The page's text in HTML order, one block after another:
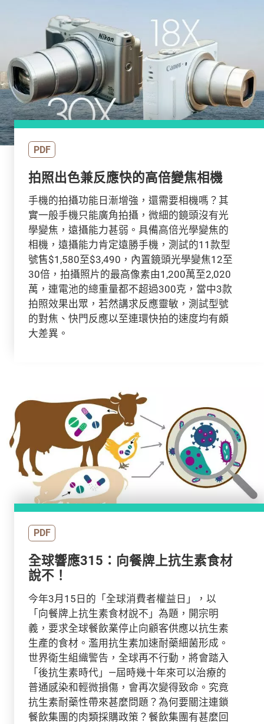
PDF
拍照出色兼反應快的高倍變焦相機
手機的拍攝功能日漸增強，還需要相機嗎？其
實一般手機只能廣角拍攝，微細的鏡頭沒有光
學變焦，遠攝能力甚弱。具備高倍光學變焦的
相機，遠攝能力肯定遠勝手機，測試的11款型
號售$1,580至$3,490，內置鏡頭光學變焦12至
30倍，拍攝照片的最高像素由1,200萬至2,020
萬，連電池的總重量都不超過300克，當中3款
拍照效果出眾，若然講求反應靈敏，測試型號
的對焦、快門反應以至連環快拍的速度均有頗
大差異。
PDF
全球響應315：向餐牌上抗生素食材
說不！
今年3月15日的「全球消費者權益日」，以
「向餐牌上抗生素食材說不」為題，開宗明
義，要求全球餐飲業停止向顧客供應以抗生素
生產的食材。濫用抗生素加速耐藥細菌形成。
世界衛生組織警告，全球再不行動，將會踏入
「後抗生素時代」—屆時幾十年來可以治療的
普通感染和輕微損傷，會再次變得致命。究竟
抗生素耐藥性帶來甚麼問題？為何要關注連鎖
餐飲集團的肉類採購政策？餐飲集團有甚麼回